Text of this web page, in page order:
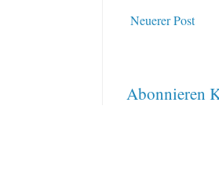
Neuerer Post
Abonnieren